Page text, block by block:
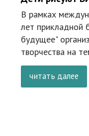
В рамках
лет прикладной
будущее"
творчества на
читать далее